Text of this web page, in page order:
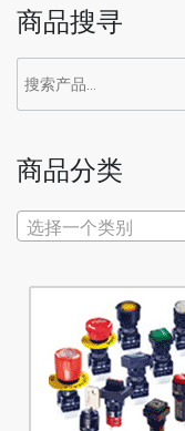
商品搜寻
搜
索：
商品分类
选择一个类别